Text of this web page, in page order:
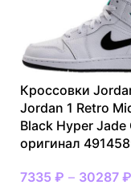
Кроссовки
Jordan 1 Retro
Black Hyper Jade
оригинал
7335 ₽ – 30287 ₽